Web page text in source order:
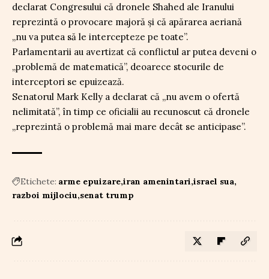
declarat Congresului că dronele Shahed ale Iranului
reprezintă o provocare majoră și că apărarea aeriană
„nu va putea să le intercepteze pe toate”.
Parlamentarii au avertizat că conflictul ar putea deveni o
„problemă de matematică”, deoarece stocurile de
interceptori se epuizează.
Senatorul Mark Kelly a declarat că „nu avem o ofertă
nelimitată”, în timp ce oficialii au recunoscut că dronele
„reprezintă o problemă mai mare decât se anticipase”.
Etichete: arme epuizare iran amenintari israel sua
razboi mijlociu senat trump